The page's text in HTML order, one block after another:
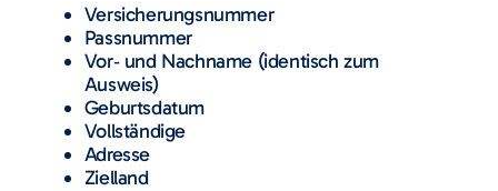
Versicherungsnummer
Passnummer
Vor‑ und Nachname (identisch zum
Ausweis)
Geburtsdatum
Vollständige
Adresse
Zielland